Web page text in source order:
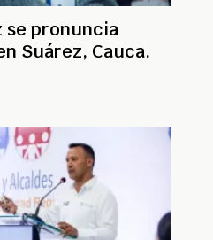
se pronuncia
Suárez, Cauca.